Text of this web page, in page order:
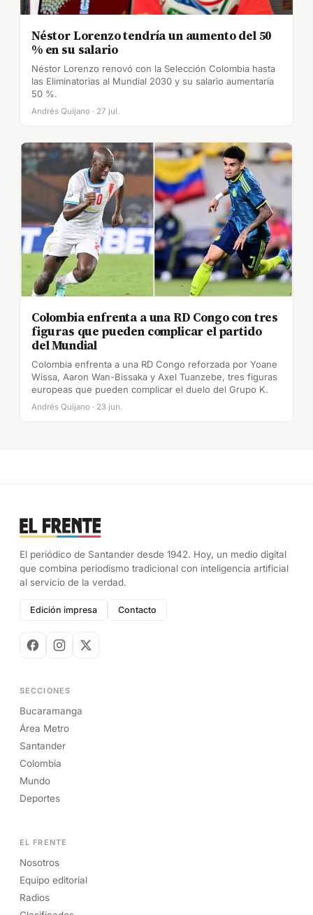
Néstor Lorenzo tendría un aumento del 50
% en su salario
Néstor Lorenzo renovó con la Selección Colombia hasta
las Eliminatorias al Mundial 2030 y su salario aumentaría
50 %.
Andrés Quijano · 27 jul.
Colombia enfrenta a una RD Congo con tres
figuras que pueden complicar el partido
del Mundial
Colombia enfrenta a una RD Congo reforzada por Yoane
Wissa, Aaron Wan-Bissaka y Axel Tuanzebe, tres figuras
europeas que pueden complicar el duelo del Grupo K.
Andrés Quijano · 23 jun.
El periódico de Santander desde 1942. Hoy, un medio digital
que combina periodismo tradicional con inteligencia artificial
al servicio de la verdad.
Edición impresa Contacto
SECCIONES
Bucaramanga
Área Metro
Santander
Colombia
Mundo
Deportes
EL FRENTE
Nosotros
Equipo editorial
Radios